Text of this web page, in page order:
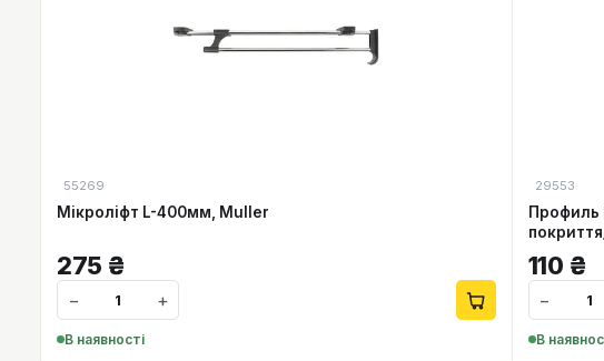
55269
Мікроліфт L-400мм, Muller
275 ₴
− +
В наявності
29553
Профиль
110 ₴
−
В